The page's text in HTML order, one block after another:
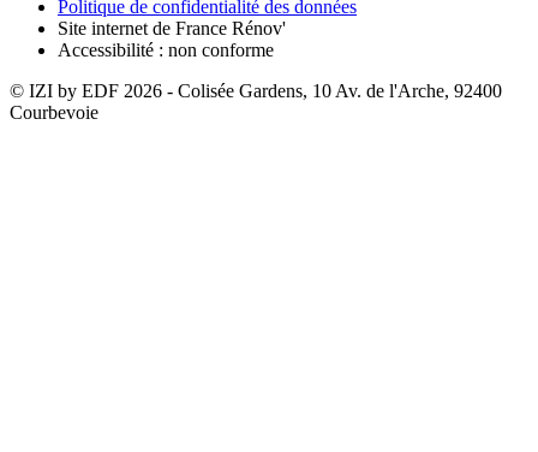
Politique de confidentialité des données
Site internet de France Rénov'
Accessibilité : non conforme
© IZI by EDF 2026 - Colisée Gardens, 10 Av. de l'Arche, 92400
Courbevoie